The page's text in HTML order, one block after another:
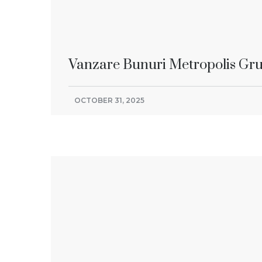
Vanzare Bunuri Metropolis
OCTOBER 31, 2025